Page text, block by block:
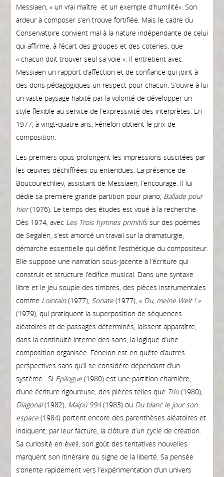
Messiaen, « un vrai maître et un exemple d’humilité». Son
ardeur à composer s’en trouve fortifiée. Mais le cadre du
Conservatoire convient mal à la nature indépendante de celui
qui affirme, à l’écart des groupes et des coteries, que
« chacun doit trouver seul sa voie ». Il entretient avec
Messiaen un rapport d’affection et de confiance qui joint à
des dons pédagogiques un respect pour chacun. S’ouvre à lui
un vaste paysage habité par la volonté de développer un
style flexible au service de l’expressivité des interprètes. En
1977, à vingt-quatre ans, Fénelon obtient le prix de
composition.
Les premiers opus prolongent les impressions suscitées par
les œuvres déchiffrées ou entendues. La présence de
Boucourechliev, assistant de Messiaen, l’encourage. Il lui
dédie sa première grande partition pour piano, Ballade pour
hier(1976). Le temps des études est voué à la recherche.
Dès 1974, avec Les Trois hymnes primitifssur des poèmes
de Segalen, s’est amorcé un travail sur la dramaturgie,
démarche essentielle qui définit l’esthétique du compositeur.
Elle suppose une narration sous-jacente à l’écriture qui
construit et structure l’édifice musical. Dans une syntaxe
libre et le jeu souple des timbres, des pièces instrumentales
comme Lointain(1977), Sonate (1977), « Du, meine Welt ! »
(1979), qui pratiquent la superposition de séquences
aléatoires et de passages déterminés, laissent apparaître,
dans la continuité interne des sons, la logique d’une
composition organisée. Fénelon est en quête d’autres
perspectives sans qu’il se considère dépendant d’un
système . Si Epilogue(1980) est une partition charnière,
d’une écriture rigoureuse, des pièces telles que Trio(1980),
Diagonal(1982), Maipú 994(1983) ou Du blanc le jour son
espace (1984) portent encore des parenthèses aléatoires et
indiquent, par leur facture, la clôture d’un cycle de création.
Sa curiosité en éveil, son goût des tentatives nouvelles
marquent son itinéraire du signe de la liberté. Sa pensée
s’oriente rapidement vers l’expérimentation d’un univers